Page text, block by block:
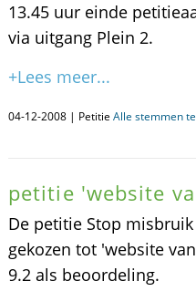
13.45 uur einde
via uitgang Plein 2.
+Lees meer...
04-12-2008 | Petitie Alle stemmen
petitie 'website
De petitie Stop
gekozen tot 'website
9.2 als beoordeling.